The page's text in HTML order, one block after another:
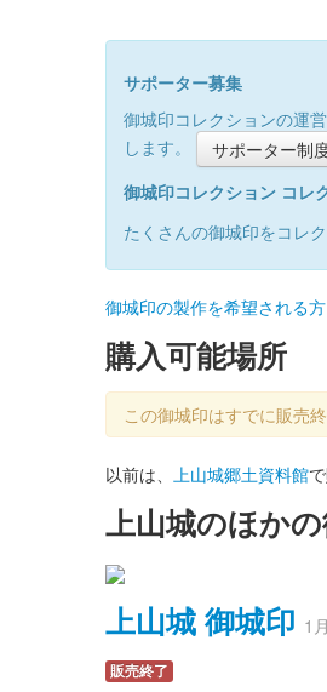
サポーター募集
御城印コレクションの運
します。
サポーター制
御城印コレクション コレ
たくさんの御城印をコレ
御城印の製作を希望される
購入可能場所
この御城印はすでに販売
以前は、 上山城郷土資料館
上山城のほか
上山城 御城印 1
販売終了